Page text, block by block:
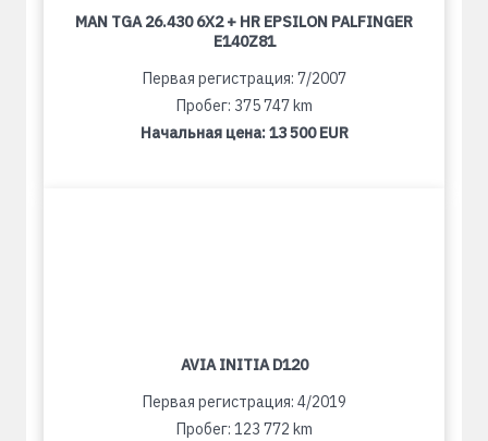
MAN TGA 26.430 6X2 + HR EPSILON PALFINGER
E140Z81
Первая регистрация: 7/2007
Пробег: 375 747 km
Начальная цена:13 500 EUR
AVIA INITIA D120
Первая регистрация: 4/2019
Пробег: 123 772 km